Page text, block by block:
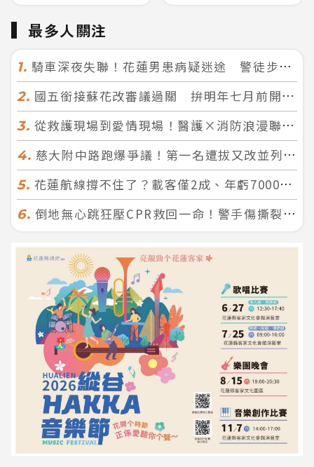
最多人關注
1. 騎車深夜失聯！花蓮男患病疑迷途 警徒步百米急尋救回一命
2. 國五銜接蘇花改審議過關 拚明年七月前開工！台北花蓮2小時生活圈成形
3. 從救護現場到愛情現場！醫護×消防浪漫聯誼 32人配對成功5對
4. 慈大附中路跑爆爭議！第一名遭拔又改並列 家長怒：難以接受
5. 花蓮航線撐不住了？載客僅2成、年虧7000萬 華信喊：真的快飛不下去
6. 倒地無心跳狂壓CPR救回一命！警手傷撕裂仍不放手 竟救到藝人何篤霖哥哥